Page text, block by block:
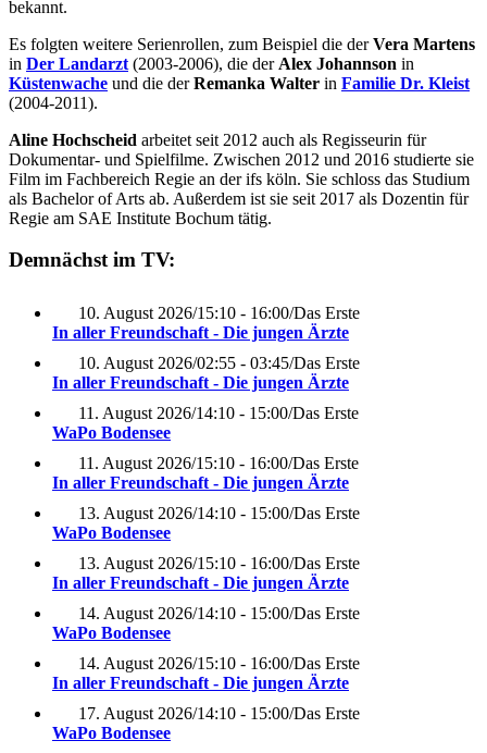
bekannt.
Es folgten weitere Serienrollen, zum Beispiel die derVera Martens
in Der Landarzt (2003-2006), die der Alex Johannson in
Küstenwache und die derRemanka Walter in Familie Dr. Kleist
(2004-2011).
Aline Hochscheid arbeitet seit 2012 auch als Regisseurin für
Dokumentar- und Spielfilme. Zwischen 2012 und 2016 studierte sie
Film im Fachbereich Regie an der ifs köln. Sie schloss das Studium
als Bachelor of Arts ab. Außerdem ist sie seit 2017 als Dozentin für
Regie am SAE Institute Bochum tätig.
Demnächst im TV:
10. August 2026/15:10 - 16:00/Das Erste
In aller Freundschaft - Die jungen Ärzte
10. August 2026/02:55 - 03:45/Das Erste
In aller Freundschaft - Die jungen Ärzte
11. August 2026/14:10 - 15:00/Das Erste
WaPo Bodensee
11. August 2026/15:10 - 16:00/Das Erste
In aller Freundschaft - Die jungen Ärzte
13. August 2026/14:10 - 15:00/Das Erste
WaPo Bodensee
13. August 2026/15:10 - 16:00/Das Erste
In aller Freundschaft - Die jungen Ärzte
14. August 2026/14:10 - 15:00/Das Erste
WaPo Bodensee
14. August 2026/15:10 - 16:00/Das Erste
In aller Freundschaft - Die jungen Ärzte
17. August 2026/14:10 - 15:00/Das Erste
WaPo Bodensee